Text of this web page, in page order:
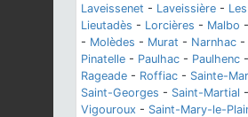
Laveissenet - Laveissière -
Lieutadès - Lorcières - Malbo -
- Molèdes - Murat - Narnhac -
Pinatelle - Paulhac - Paulhenc -
Rageade - Roffiac - Sainte-
Saint-Georges - Saint-Martial -
Vigouroux - Saint-Mary-le-